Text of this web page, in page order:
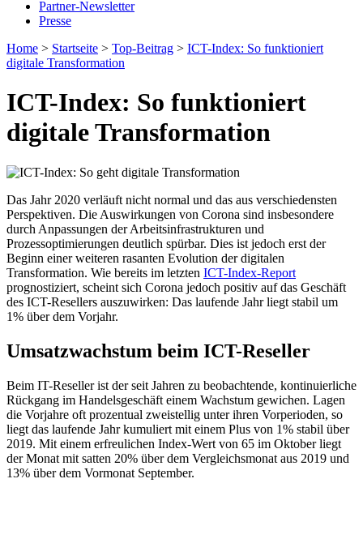
Partner-Newsletter
Presse
Home > Startseite > Top-Beitrag > ICT-Index: So funktioniert
digitale Transformation
ICT-Index: So funktioniert
digitale Transformation
Das Jahr 2020 verläuft nicht normal und das aus verschiedensten
Perspektiven. Die Auswirkungen von Corona sind insbesondere
durch Anpassungen der Arbeitsinfrastrukturen und
Prozessoptimierungen deutlich spürbar. Dies ist jedoch erst der
Beginn einer weiteren rasanten Evolution der digitalen
Transformation. Wie bereits im letzten ICT-Index-Report
prognostiziert, scheint sich Corona jedoch positiv auf das Geschäft
des ICT-Resellers auszuwirken: Das laufende Jahr liegt stabil um
1% über dem Vorjahr.
Umsatzwachstum beim ICT-Reseller
Beim IT-Reseller ist der seit Jahren zu beobachtende, kontinuierliche
Rückgang im Handelsgeschäft einem Wachstum gewichen. Lagen
die Vorjahre oft prozentual zweistellig unter ihren Vorperioden, so
liegt das laufende Jahr kumuliert mit einem Plus von 1% stabil über
2019. Mit einem erfreulichen Index-Wert von 65 im Oktober liegt
der Monat mit satten 20% über dem Vergleichsmonat aus 2019 und
13% über dem Vormonat September.